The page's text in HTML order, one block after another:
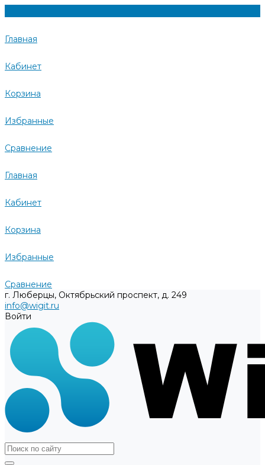
Главная
Кабинет
Корзина
Избранные
Сравнение
Главная
Кабинет
Корзина
Избранные
Сравнение
г. Люберцы, Октябрьский проспект, д. 249
info@wigit.ru
Войти